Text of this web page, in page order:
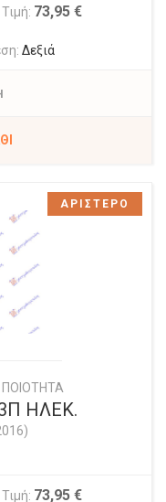
Τιμή: 73,95 €
Δεξιά
ΗΛΕΚ.
Τιμή: 73,95 €
ΑΡΙΣΤΕΡΟ